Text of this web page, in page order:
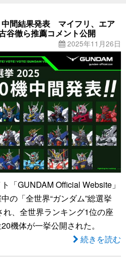
中間結果発表 マイフリ、エア
谷徹ら推薦コメント公開
2025年11月26日
「GUNDAM Official Website」
の「全世界“ガンダム”総選挙
、全世界ランキング1位の座
機体が一挙公開された。
続きを読む